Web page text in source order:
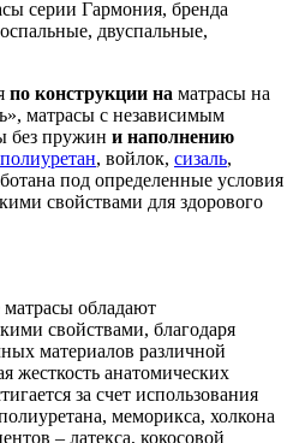
серии Гармония, бренда
двуспальные,
по конструкции на матрасы на
матрасы с независимым
без пружин и наполнению
, войлок, сизаль,
под определенные условия
свойствами для здорового
обладают
свойствами, благодаря
материалов различной
жесткость анатомических
за счет использования
меморикса, холкона
– латекса, кокосовой